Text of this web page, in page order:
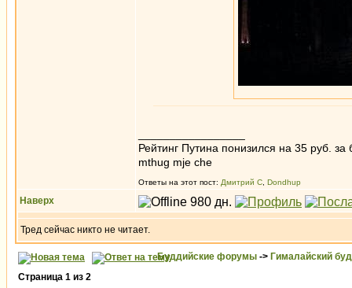
Рейтинг Путина понизился на 35 руб. за
mthug mje che
Ответы на этот пост: Дмитрий С Dondhup
Наверх
Тред сейчас никто не читает.
Буддийские форумы -> Гималайский
Страница 1 из 2